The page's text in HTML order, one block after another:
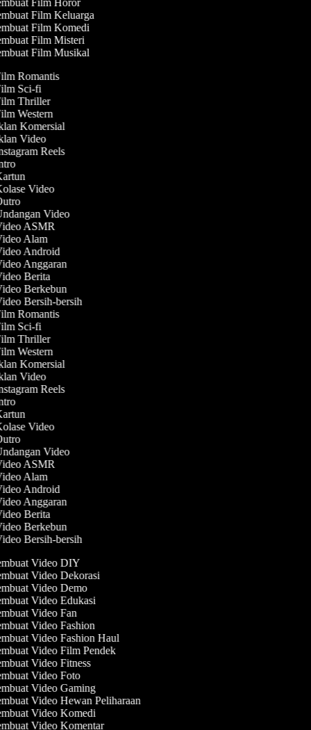
Film Horor
Film Keluarga
Film Komedi
Film Misteri
Film Musikal
Romantis
Sci-fi
Thriller
Western
Komersial
Video
Reels
Video
Video
ASMR
Alam
Android
Anggaran
Berita
Berkebun
Bersih-bersih
Romantis
Sci-fi
Thriller
Western
Komersial
Video
Reels
Video
Video
ASMR
Alam
Android
Anggaran
Berita
Berkebun
Bersih-bersih
Video DIY
Video Dekorasi
Video Demo
Video Edukasi
Video Fan
Video Fashion
Video Fashion Haul
Video Film Pendek
Video Fitness
Video Foto
Video Gaming
Video Hewan Peliharaan
Video Komedi
Video Komentar